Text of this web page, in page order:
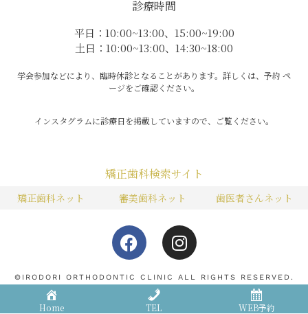
診療時間
平日：10:00~13:00、15:00~19:00
土日：10:00~13:00、14:30~18:00
学会参加などにより、臨時休診となることがあります。詳しくは、予約 ペ
ージをご確認ください。
インスタグラムに診療日を掲載していますので、ご覧ください。
矯正歯科検索サイト
矯正歯科ネット 審美歯科ネット 歯医者さんネット
F
a
c
e
I
n
s
t
©IRODORI ORTHODONTIC CLINIC ALL RIGHTS RESERVED.
Home TEL WEB予約